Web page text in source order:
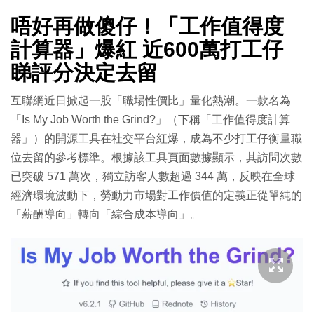
唔好再做傻仔！「工作值得度
計算器」爆紅 近600萬打工仔
睇評分決定去留
互聯網近日掀起一股「職場性價比」量化熱潮。一款名為
「Is My Job Worth the Grind?」（下稱「工作值得度計算
器」）的開源工具在社交平台紅爆，成為不少打工仔衡量職
位去留的參考標準。根據該工具頁面數據顯示，其訪問次數
已突破 571 萬次，獨立訪客人數超過 344 萬，反映在全球
經濟環境波動下，勞動力市場對工作價值的定義正從單純的
「薪酬導向」轉向「綜合成本導向」。